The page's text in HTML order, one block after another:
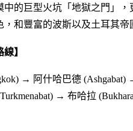
中的巨型火坑「地獄之門」
，和豐富的波斯以及土耳其
線】
→ 阿什哈巴德
→ 布哈拉